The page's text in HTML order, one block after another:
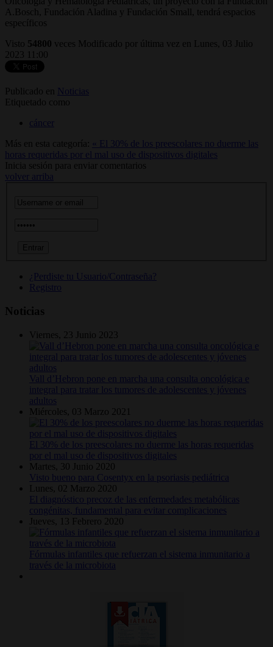
A.Bosch, Fundación Aladina y Fundación Small, tendrá espacios
específicos
Visto 54800 veces Modificado por última vez en Lunes, 03 Julio
2023 11:00
Publicado en
Noticias
Etiquetado como
cáncer
Más en esta categoría: « El 30% de los preescolares no duerme las
horas requeridas por el mal uso de dispositivos digitales
Inicia sesión para enviar comentarios
volver arriba
¿Perdiste tu Usuario/Contraseña?
Registro
Noticias
Viernes, 23 Junio 2023
Vall d’Hebron pone en marcha una consulta oncológica e
integral para tratar los tumores de adolescentes y jóvenes
adultos
Miércoles, 03 Marzo 2021
El 30% de los preescolares no duerme las horas requeridas
por el mal uso de dispositivos digitales
Martes, 30 Junio 2020
Visto bueno para Cosentyx en la psoriasis pediátrica
Lunes, 02 Marzo 2020
El diagnóstico precoz de las enfermedades metabólicas
congénitas, fundamental para evitar complicaciones
Jueves, 13 Febrero 2020
Fórmulas infantiles que refuerzan el sistema inmunitario a
través de la microbiota